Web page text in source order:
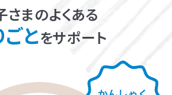
さまのよくある
とをサポート